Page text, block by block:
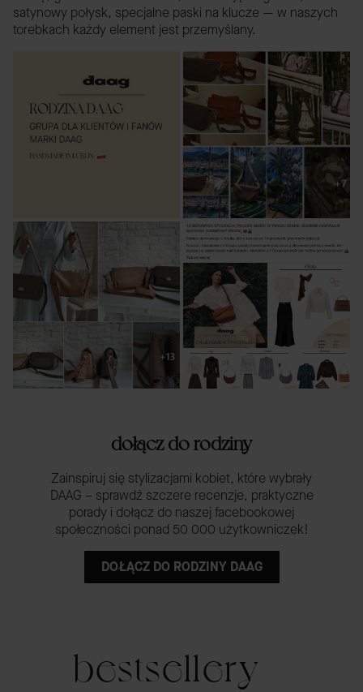
satynowy połysk, specjalne paski na klucze — w naszych
torebkach każdy element jest przemyślany.
dołącz do rodziny
Zainspiruj się stylizacjami kobiet, które wybrały
DAAG – sprawdź szczere recenzje, praktyczne
porady i dołącz do naszej facebookowej
społeczności ponad 50 000 użytkowniczek!
DOŁĄCZ DO RODZINY DAAG
bestsellery